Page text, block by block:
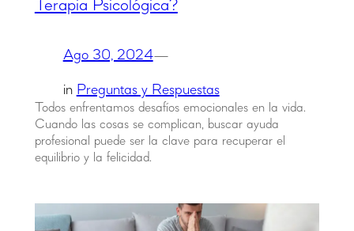
Terapia Psicológica?
Ago 30, 2024—
in Preguntas y Respuestas
Todos enfrentamos desafíos emocionales en la vida.
Cuando las cosas se complican, buscar ayuda
profesional puede ser la clave para recuperar el
equilibrio y la felicidad.